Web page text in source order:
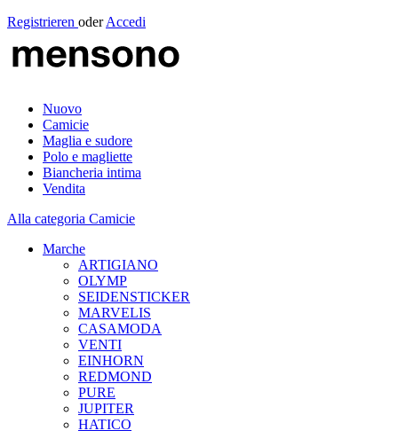
Registrieren oder Accedi
Nuovo
Camicie
Maglia e sudore
Polo e magliette
Biancheria intima
Vendita
Alla categoria Camicie
Marche
ARTIGIANO
OLYMP
SEIDENSTICKER
MARVELIS
CASAMODA
VENTI
EINHORN
REDMOND
PURE
JUPITER
HATICO